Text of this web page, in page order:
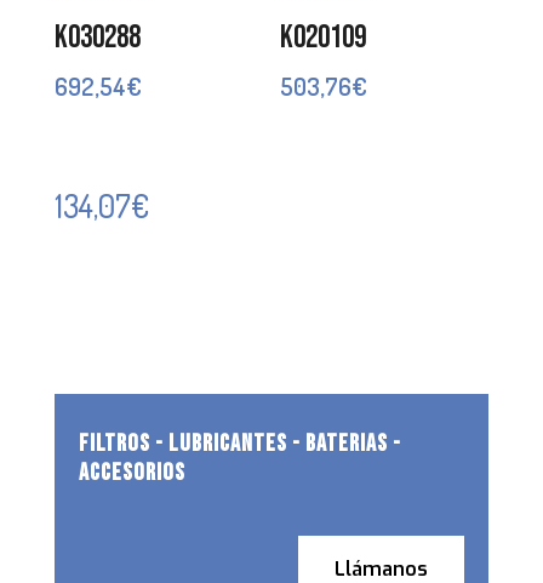
K030288
692,54€
K020109
503,76€
134,07€
FILTROS - LUBRICANTES - BATERIAS -
ACCESORIOS
Llámanos